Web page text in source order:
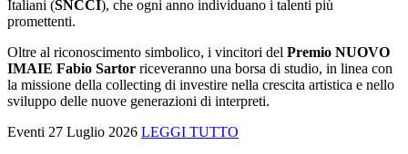
Italiani (SNCCI), che ogni anno individuano i talenti più
promettenti.
Oltre al riconoscimento simbolico, i vincitori del Premio NUOVO
IMAIE Fabio Sartor riceveranno una borsa di studio, in linea con
la missione della collecting di investire nella crescita artistica e nello
sviluppo delle nuove generazioni di interpreti.
Eventi 27 Luglio 2026 LEGGI TUTTO